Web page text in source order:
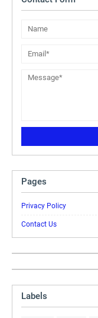
Pages
Privacy Policy
Contact Us
Labels